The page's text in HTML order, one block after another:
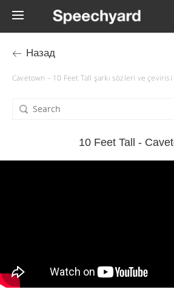
Назад
Cavetown – 10 Feet Tall şarkı sözleri ve çevirisi
10 Feet Tall -